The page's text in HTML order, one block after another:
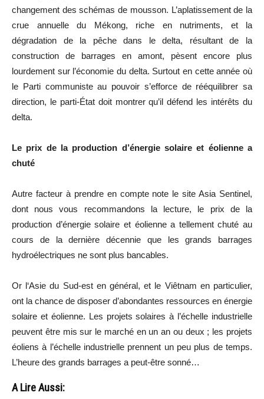
changement des schémas de mousson. L’aplatissement de la
crue annuelle du Mékong, riche en nutriments, et la
dégradation de la pêche dans le delta, résultant de la
construction de barrages en amont, pèsent encore plus
lourdement sur l’économie du delta. Surtout en cette année où
le Parti communiste au pouvoir s’efforce de rééquilibrer sa
direction, le parti-État doit montrer qu’il défend les intérêts du
delta.
Le prix de la production d’énergie solaire et éolienne a
chuté
Autre facteur à prendre en compte note le site Asia Sentinel,
dont nous vous recommandons la lecture, le prix de la
production d’énergie solaire et éolienne a tellement chuté au
cours de la dernière décennie que les grands barrages
hydroélectriques ne sont plus bancables.
Or l‘Asie du Sud-est en général, et le Viêtnam en particulier,
ont la chance de disposer d’abondantes ressources en énergie
solaire et éolienne. Les projets solaires à l’échelle industrielle
peuvent être mis sur le marché en un an ou deux ; les projets
éoliens à l’échelle industrielle prennent un peu plus de temps.
L’heure des grands barrages a peut-être sonné…
A Lire Aussi: